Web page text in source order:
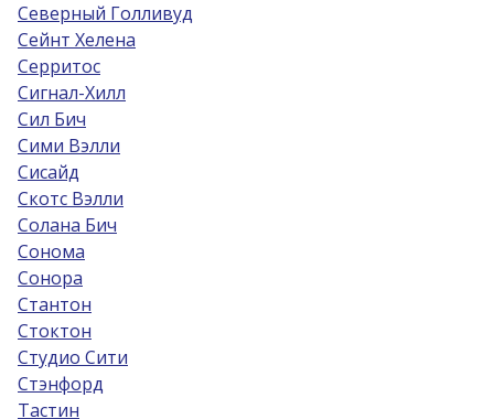
Северный Голливуд
Сейнт Хелена
Серритос
Сигнал-Хилл
Сил Бич
Сими Вэлли
Сисайд
Скотс Вэлли
Солана Бич
Сонома
Сонора
Стантон
Стоктон
Студио Сити
Стэнфорд
Тастин